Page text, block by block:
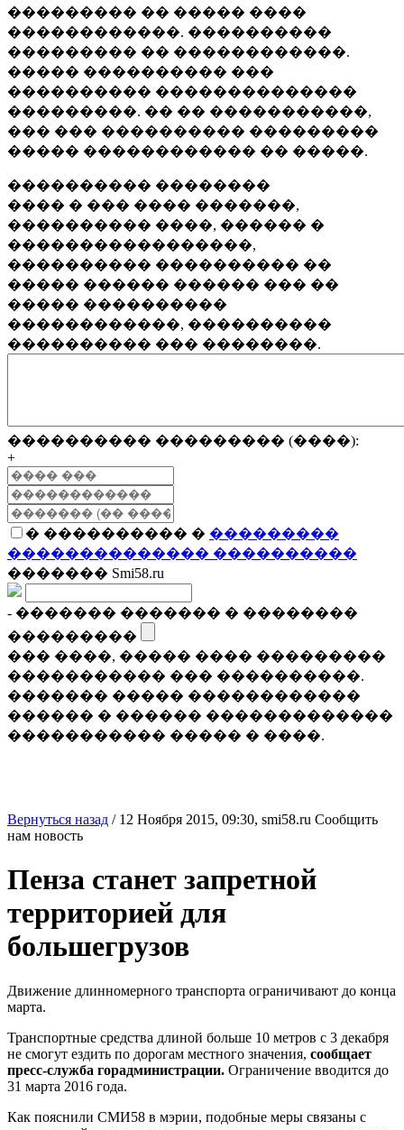
��������� �� ����� ����
������������. ����������
��������� �� ������������.
����� ���������� ���
���������� ��������������
���������. �� �� �����������,
��� ��� ���������� ���������
����� ������������ �� �����.
���������� ��������
���� � ��� ���� �������,
���������� ����, ������ �
�����������������,
���������� ���������� ��
����� ������ ������ ��� ��
����� ����������
������������, ����������
���������� ��� ��������.
���������� ��������� (����):
+
� ���������� � ���������
�������������� ����������
������� Smi58.ru
- ������� ������� � ��������
���������
��� ����, ����� ���� ���������
����������� ��� ����������.
������� ����� ������������
������ � ������ �������������
����������� ����� � ����.
Вернуться назад / 12 Ноября 2015, 09:30, smi58.ru Сообщить
нам новость
Пенза станет запретной
территорией для
большегрузов
Движение длинномерного транспорта ограничивают до конца
марта.
Транспортные средства длиной больше 10 метров с 3 декабря
не смогут ездить по дорогам местного значения, сообщает
пресс-служба горадминистрации. Ограничение вводится до
31 марта 2016 года.
Как пояснили СМИ58 в мэрии, подобные меры связаны с